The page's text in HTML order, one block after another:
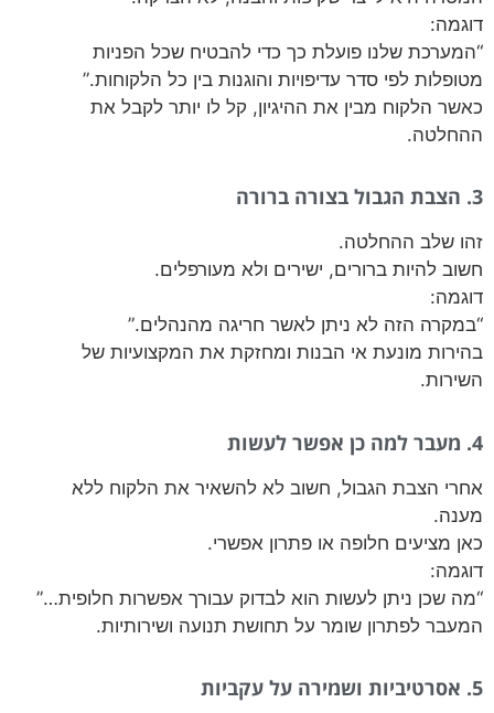
דוגמה:
“המערכת שלנו פועלת כך כדי להבטיח שכל הפניות
מטופלות לפי סדר עדיפויות והוגנות בין כל הלקוחות.”
כאשר הלקוח מבין את ההיגיון, קל לו יותר לקבל את
ההחלטה.
3. הצבת הגבול בצורה ברורה
זהו שלב ההחלטה.
חשוב להיות ברורים, ישירים ולא מעורפלים.
דוגמה:
“במקרה הזה לא ניתן לאשר חריגה מהנהלים.”
בהירות מונעת אי הבנות ומחזקת את המקצועיות של
השירות.
4. מעבר למה כן אפשר לעשות
אחרי הצבת הגבול, חשוב לא להשאיר את הלקוח ללא
מענה.
כאן מציעים חלופה או פתרון אפשרי.
דוגמה:
“מה שכן ניתן לעשות הוא לבדוק עבורך אפשרות חלופית…”
המעבר לפתרון שומר על תחושת תנועה ושירותיות.
5. אסרטיביות ושמירה על עקביות